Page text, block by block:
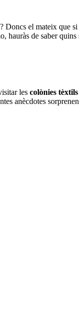
? Doncs el mateix que si
hauràs de saber
les colònies
anècdotes